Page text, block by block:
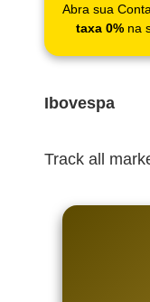
Abra sua
taxa 0% na
Ibovespa
Track all